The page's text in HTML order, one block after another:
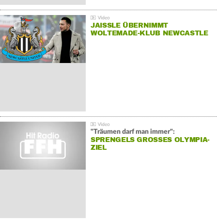
JAISSLE ÜBERNIMMT
WOLTEMADE-KLUB NEWCASTLE
"Träumen darf man immer":
SPRENGELS GROSSES OLYMPIA-Z
IEL